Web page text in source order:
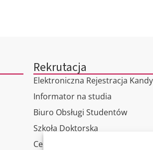
Rekrutacja
Elektroniczna Rejestracja
Informator na studia
Biuro Obsługi Studentów
Szkoła Doktorska
Centrum Studiów